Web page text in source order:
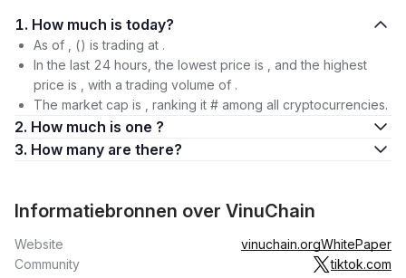
1. How much is today?
As of , () is trading at .
In the last 24 hours, the lowest price is , and the highest
price is , with a trading volume of .
The market cap is , ranking it # among all cryptocurrencies.
2. How much is one ?
3. How many are there?
Informatiebronnen over VinuChain
Website vinuchain.orgWhitePaper
Community
tiktok.com